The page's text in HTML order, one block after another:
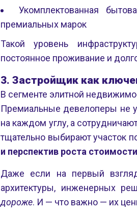
Укомплектованная
премиальных марок
Такой уровень
постоянное проживание и
3. Застройщик как
В сегменте элитной
Премиальные девелоперы не
на каждом углу, а
тщательно выбирают участок
и перспектив роста стоимости
Даже если на первый
архитектуры, инженерных
дороже. И — что важно — их